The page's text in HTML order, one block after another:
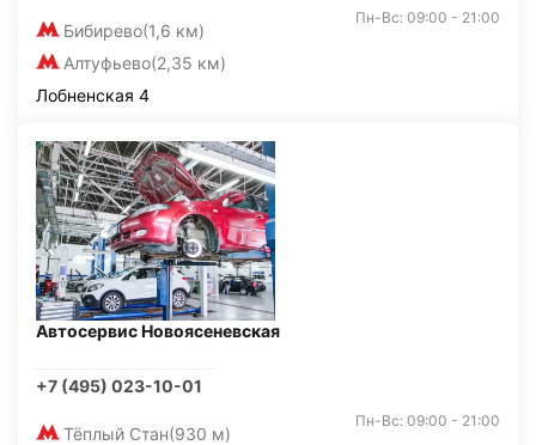
Бибирево(1,6 км)
Алтуфьево(2,35 км)
Пн-Вс: 09:00 - 21:00
Лобненская 4
Автосервис Новоясеневская
+7 (495) 023-10-01
Тёплый Стан(930 м)
Пн-Вс: 09:00 - 21:00